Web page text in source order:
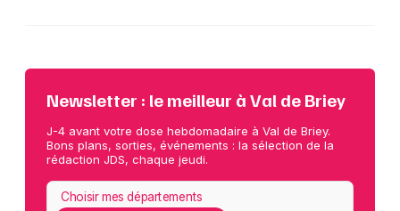
Newsletter : le meilleur à Val de Briey
J-4 avant votre dose hebdomadaire à Val de Briey.
Bons plans, sorties, événements : la sélection de la
rédaction JDS, chaque jeudi.
Choisir mes départements